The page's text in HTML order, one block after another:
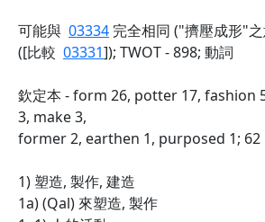
可能與 03334 完全相同 ("擠壓成形"
([比較 03331]); TWOT - 898; 動詞
欽定本 - form 26, potter 17, fashion
3, make 3,
former 2, earthen 1, purposed 1; 62
1) 塑造, 製作, 建造
1a) (Qal) 來塑造, 製作